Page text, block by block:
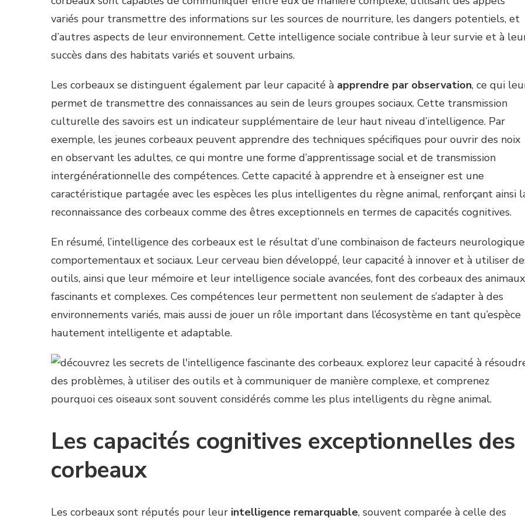
variés pour transmettre des informations sur les sources de nourriture, les dangers potentiels, et
d’autres aspects de leur environnement. Cette intelligence sociale contribue à leur survie et à
succès dans des habitats variés et souvent urbains.
Les corbeaux se distinguent également par leur capacité à apprendre par observation, ce qui
permet de transmettre des connaissances au sein de leurs groupes sociaux. Cette transmission
culturelle des savoirs est un indicateur supplémentaire de leur haut niveau d’intelligence. Par
exemple, les jeunes corbeaux peuvent apprendre des techniques spécifiques pour ouvrir des noix
en observant les adultes, ce qui montre une forme d’apprentissage social et de transmission
intergénérationnelle des compétences. Cette capacité à apprendre et à enseigner est une
caractéristique partagée avec les espèces les plus intelligentes du règne animal, renforçant ainsi
reconnaissance des corbeaux comme des êtres exceptionnels en termes de capacités cognitives.
En résumé, l’intelligence des corbeaux est le résultat d’une combinaison de facteurs
comportementaux et sociaux. Leur cerveau bien développé, leur capacité à innover et à utiliser
outils, ainsi que leur mémoire et leur intelligence sociale avancées, font des corbeaux des animaux
fascinants et complexes. Ces compétences leur permettent non seulement de s’adapter à des
environnements variés, mais aussi de jouer un rôle important dans l’écosystème en tant qu’espèce
hautement intelligente et adaptable.
Les capacités cognitives exceptionnelles des
corbeaux
Les corbeaux sont réputés pour leur intelligence remarquable, souvent comparée à celle des